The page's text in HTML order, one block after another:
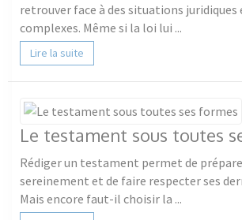
retrouver face à des situations
complexes. Même si la loi lui ...
Lire la suite
Le testament sous toutes
Rédiger un testament permet de
sereinement et de faire respecter ses
Mais encore faut-il choisir la ...